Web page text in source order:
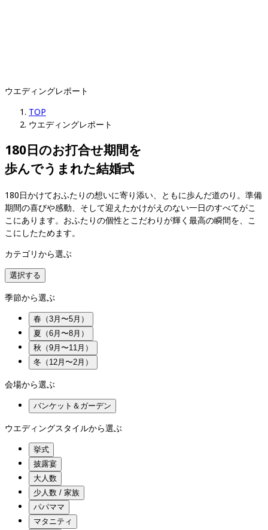
ウエディングレポート
TOP
ウエディングレポート
180日のお打合せ期間を
歩んでうまれた結婚式
180日かけておふたりの想いに寄り添い、ともに歩んだ道のり。準備
期間の喜びや感動、そして迎えたかけがえのない一日のすべてがこ
こにあります。おふたりの個性とこだわりが輝く最高の瞬間を、こ
こにしたためます。
カテゴリから選ぶ
選択する
季節から選ぶ
春（3月〜5月）
夏（6月〜8月）
秋（9月〜11月）
冬（12月〜2月）
会場から選ぶ
バンケット＆ガーデン
ウエディングスタイルから選ぶ
挙式
披露宴
大人数
少人数 / 家族
パパママ
マタニティ